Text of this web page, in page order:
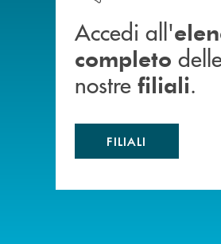
Accedi all'
completo
nostre filiali.
FILIALI